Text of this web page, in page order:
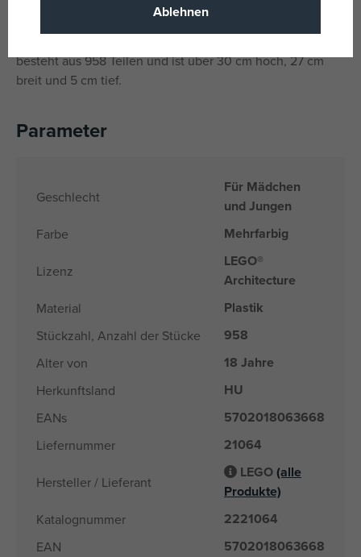
ABMESSUNGEN – Diese künstlerische Darstellung der
besteht aus 958 Teilen und ist über 30 cm hoch, 27 cm
breit und 5 cm tief.
Parameter
Geschlecht
Für Mädchen
und Jungen
Farbe Mehrfarbig
Lizenz
LEGO®
Architecture
Material Plastik
Stückzahl, Anzahl der Stücke 958
Alter von 18 Jahre
Herkunftsland HU
EANs 5702018063668
Liefernummer 21064
Hersteller / Lieferant
LEGO(alle
Produkte)
Katalognummer 2221064
EAN 5702018063668
Ablehnen